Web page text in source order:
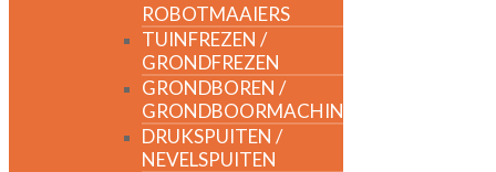
ROBOTMAAIERS
TUINFREZEN /
GRONDFREZEN
GRONDBOREN /
GRONDBOORMACHINES
DRUKSPUITEN /
NEVELSPUITEN